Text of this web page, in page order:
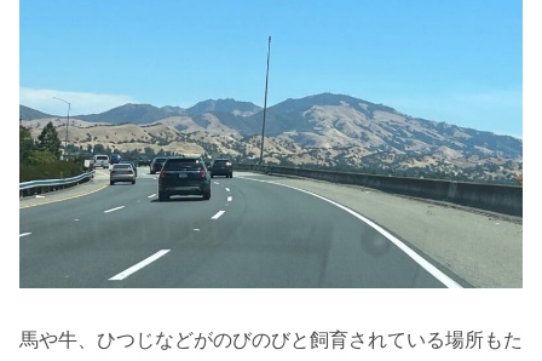
馬や牛、ひつじなどがのびのびと飼育されている場所もた